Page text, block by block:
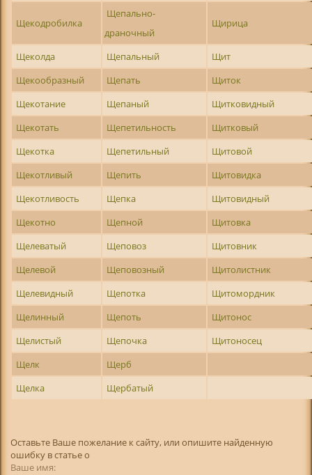
Щекодробилка
Щепально-
драночный
Щирица
Щеколда Щепальный
Щит
Щекообразный
Щепать
Щиток
Щекотание
Щепаный
Щитковидный
Щекотать
Щепетильность
Щитковый
Щекотка
Щепетильный
Щитовой
Щекотливый
Щепить
Щитовидка
Щекотливость
Щепка
Щитовидный
Щекотно
Щепной
Щитовка
Щелеватый
Щеповоз
Щитовник
Щелевой
Щеповозный
Щитолистник
Щелевидный
Щепотка
Щитомордник
Щелинный
Щепоть
Щитонос
Щелистый
Щепочка
Щитоносец
Щелк
Щерб
Щелка
Щербатый
Оставьте Ваше пожелание к сайту, или опишите найденную
ошибку в статье о
Ваше имя: